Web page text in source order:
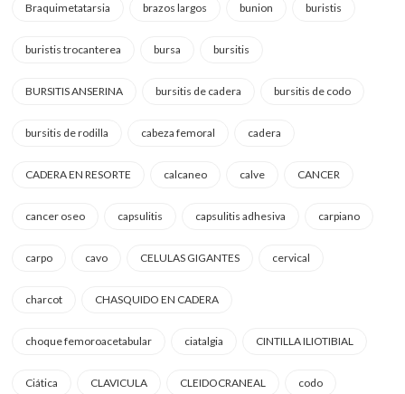
Braquimetatarsia brazos largos bunion buristis
buristis trocanterea bursa bursitis
BURSITIS ANSERINA bursitis de cadera bursitis de codo
bursitis de rodilla cabeza femoral cadera
CADERA EN RESORTE calcaneo calve CANCER
cancer oseo capsulitis capsulitis adhesiva carpiano
carpo cavo CELULAS GIGANTES cervical
charcot CHASQUIDO EN CADERA
choque femoroacetabular ciatalgia CINTILLA ILIOTIBIAL
Ciática CLAVICULA CLEIDOCRANEAL codo